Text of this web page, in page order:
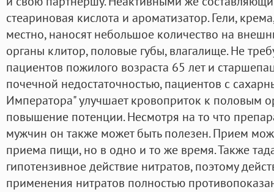
стеариновая кислота и ароматизатор. Гели,
местно, наносят небольшое количество на
органы клитор, половые губы, влагалище. Не
пациентов пожилого возраста 65 лет и
почечной недостаточностью, пациентов с
Императора" улучшает кровоприток к половым
повышение потенции. Несмотря на то что
мужчин он также может быть полезен. Прием
приема пищи, но в одно и то же время. Также
гипотензивное действие нитратов, поэтому
применения нитратов полностью